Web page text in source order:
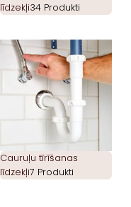
līdzekļi34 Produkti
Cauruļu tīrīšanas
līdzekļi7 Produkti